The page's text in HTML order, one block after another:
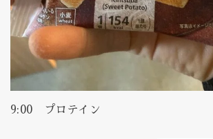
9:00 プロテイン